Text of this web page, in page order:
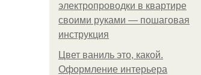
электропроводки в квартире
своими руками — пошаговая
инструкция
Цвет ваниль это, какой.
Оформление интерьера